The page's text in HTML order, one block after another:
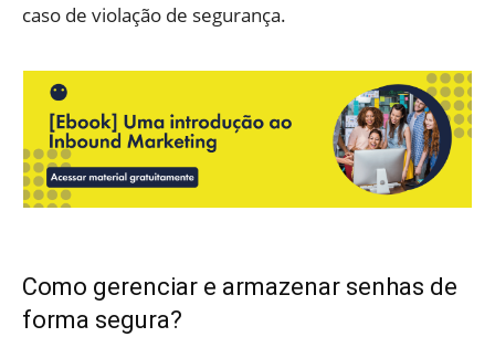
caso de violação de segurança.
Como gerenciar e armazenar senhas de
forma segura?